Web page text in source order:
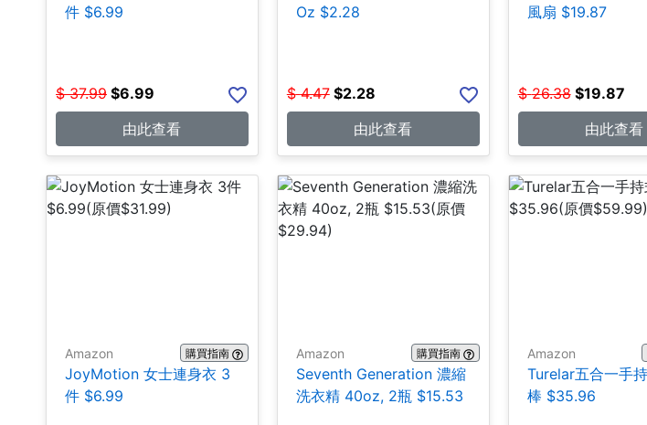
件 $6.99
$ 37.99 $6.99
由此查看
Oz $2.28
$ 4.47 $2.28
由此查看
風扇 $19.87
$ 26.38 $19.87
由此查看
Amazon 購買指南
JoyMotion 女士連身衣 3
件 $6.99
Amazon 購買指南
Seventh Generation 濃縮
洗衣精 40oz, 2瓶 $15.53
Amazon
Turelar五合一手
棒 $35.96